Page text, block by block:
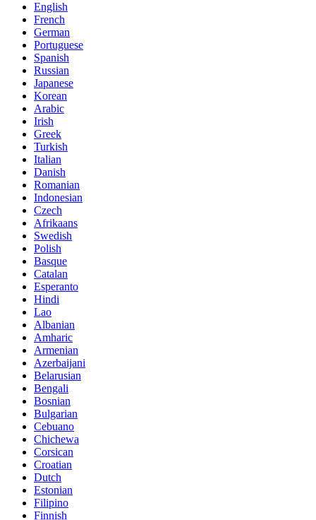
English
French
German
Portuguese
Spanish
Russian
Japanese
Korean
Arabic
Irish
Greek
Turkish
Italian
Danish
Romanian
Indonesian
Czech
Afrikaans
Swedish
Polish
Basque
Catalan
Esperanto
Hindi
Lao
Albanian
Amharic
Armenian
Azerbaijani
Belarusian
Bengali
Bosnian
Bulgarian
Cebuano
Chichewa
Corsican
Croatian
Dutch
Estonian
Filipino
Finnish